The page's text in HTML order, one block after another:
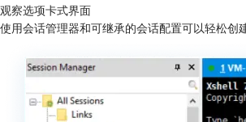
观察选项卡式界面
使用会话管理器和可继承的会话配置可以轻松创